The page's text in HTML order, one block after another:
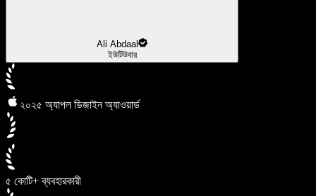
Ali Abdaal
ইউটিউবার
২০২৫ অ্যাপল ডিজাইন অ্যাওয়ার্ড
৫ কোটি+ ব্যবহারকারী